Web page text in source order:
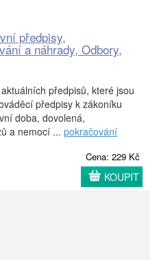
předpisy,
a náhrady, Odbory,
předpisů, které jsou
předpisy k zákoníku
doba, dovolená,
a nemocí ... pokračování
Cena: 229 Kč
KOUPIT